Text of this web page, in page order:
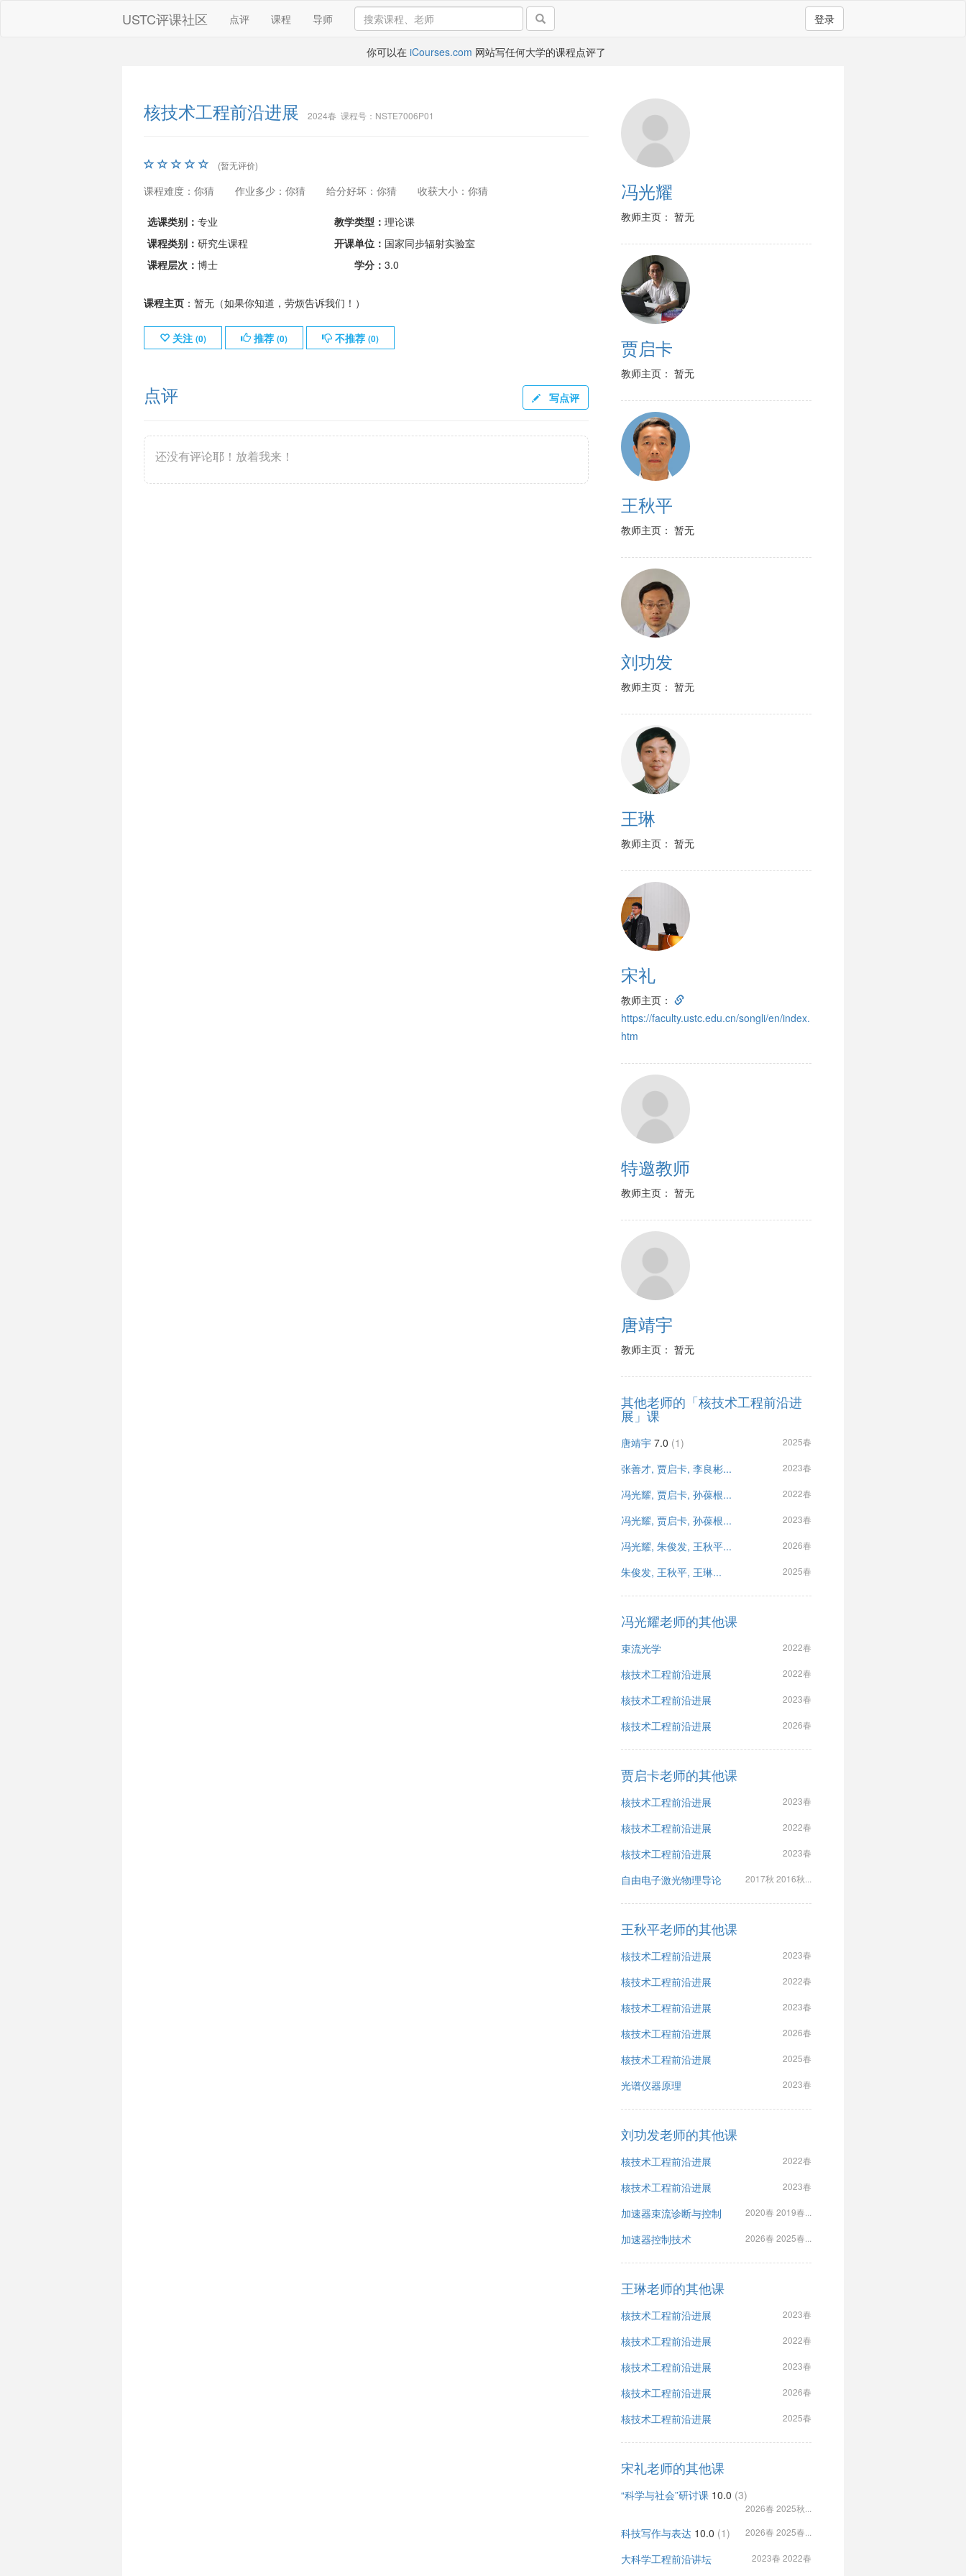
USTC评课社区 点评 课程 导师 登录
你可以在 iCourses.com 网站写任何大学的课程点评了
核技术工程前沿进展 2024春 课程号：NSTE7006P01
(暂无评价)
课程难度：你猜 作业多少：你猜 给分好坏：你猜 收获大小：你猜
选课类别： 专业 教学类型： 理论课
课程类别： 研究生课程 开课单位： 国家同步辐射实验室
课程层次： 博士 学分： 3.0
课程主页：暂无（如果你知道，劳烦告诉我们！）
关注 (0) 推荐 (0) 不推荐 (0)
点评 写点评
还没有评论耶！放着我来！
冯光耀
教师主页： 暂无
贾启卡
教师主页： 暂无
王秋平
教师主页： 暂无
刘功发
教师主页： 暂无
王琳
教师主页： 暂无
宋礼
教师主页：
https://faculty.ustc.edu.cn/songli/en/index.
htm
特邀教师
教师主页： 暂无
唐靖宇
教师主页： 暂无
其他老师的「核技术工程前沿进
展」课
唐靖宇 7.0 (1) 2025春
张善才, 贾启卡, 李良彬... 2023春
冯光耀, 贾启卡, 孙葆根... 2022春
冯光耀, 贾启卡, 孙葆根... 2023春
冯光耀, 朱俊发, 王秋平... 2026春
朱俊发, 王秋平, 王琳... 2025春
冯光耀老师的其他课
束流光学 2022春
核技术工程前沿进展 2022春
核技术工程前沿进展 2023春
核技术工程前沿进展 2026春
贾启卡老师的其他课
核技术工程前沿进展 2023春
核技术工程前沿进展 2022春
核技术工程前沿进展 2023春
自由电子激光物理导论 2017秋 2016秋...
王秋平老师的其他课
核技术工程前沿进展 2023春
核技术工程前沿进展 2022春
核技术工程前沿进展 2023春
核技术工程前沿进展 2026春
核技术工程前沿进展 2025春
光谱仪器原理 2023春
刘功发老师的其他课
核技术工程前沿进展 2022春
核技术工程前沿进展 2023春
加速器束流诊断与控制 2020春 2019春...
加速器控制技术 2026春 2025春...
王琳老师的其他课
核技术工程前沿进展 2023春
核技术工程前沿进展 2022春
核技术工程前沿进展 2023春
核技术工程前沿进展 2026春
核技术工程前沿进展 2025春
宋礼老师的其他课
“科学与社会”研讨课 10.0 (3)
2026春 2025秋...
科技写作与表达 10.0 (1) 2026春 2025春...
大科学工程前沿讲坛 2023春 2022春